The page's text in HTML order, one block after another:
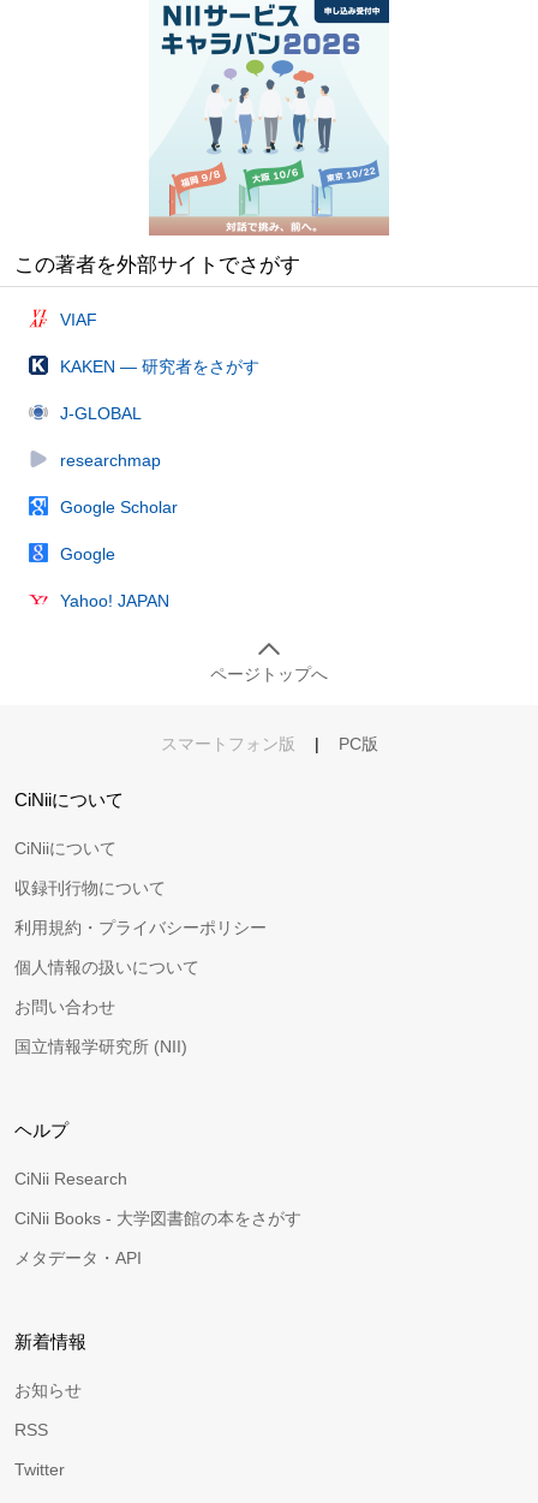
この著者を外部サイトでさがす
VIAF
KAKEN — 研究者をさがす
J-GLOBAL
researchmap
Google Scholar
Google
Yahoo! JAPAN
ページトップへ
スマートフォン版 | PC版
CiNiiについて
CiNiiについて
収録刊行物について
利用規約・プライバシーポリシー
個人情報の扱いについて
お問い合わせ
国立情報学研究所 (NII)
ヘルプ
CiNii Research
CiNii Books - 大学図書館の本をさがす
メタデータ・API
新着情報
お知らせ
RSS
Twitter